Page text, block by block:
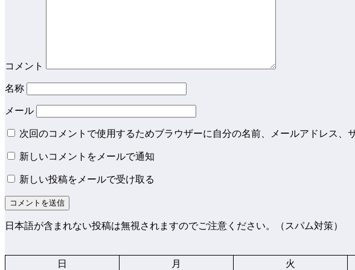
コメント
名称
メール
次回のコメントで使用するためブラウザーに自分の名前、メールアドレス、
新しいコメントをメールで通知
新しい投稿をメールで受け取る
日本語が含まれない投稿は無視されますのでご注意ください。（スパム対策）
日
月 火